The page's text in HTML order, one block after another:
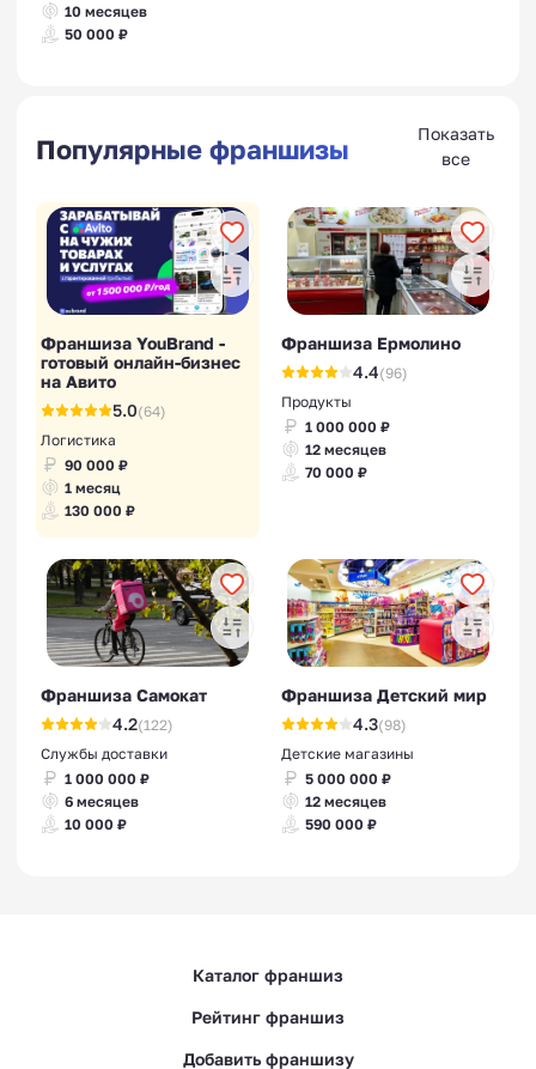
10 месяцев
50 000 ₽
Популярные франшизы
Показать
все
Франшиза YouBrand -
готовый онлайн-бизнес
на Авито
5.0(64)
Логистика
90 000 ₽
1 месяц
130 000 ₽
Франшиза Ермолино
4.4(96)
Продукты
1 000 000 ₽
12 месяцев
70 000 ₽
Франшиза Самокат
4.2(122)
Службы доставки
1 000 000 ₽
6 месяцев
10 000 ₽
Франшиза Детский мир
4.3(98)
Детские магазины
5 000 000 ₽
12 месяцев
590 000 ₽
Каталог франшиз
Рейтинг франшиз
Добавить франшизу